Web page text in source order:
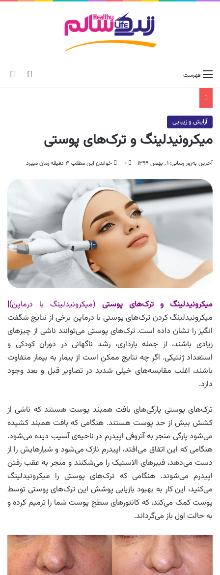
skin فهرست
آرایش و زیبایی
میکرونیدلینگ و ترک‌های پوستی
آخرین به‌روز رسانی: ۱ , بهمن ۱۳۹۹ ۰ خواندن این مطلب ۳ دقیقه زمان میبرد
میکرونیدلینگ و ترک‌های پوستی (میکرونیدلینگ با درماپن)|
میکرونیدلینگ کردن ترک‌های پوستی با درماپن برخی از نتایج شگفت
انگیز را نشان داده است. ترک‌های پوستی می‌توانند ناشی از چیزهای
زیادی باشند، از جمله بارداری، رشد ناگهانی در دوران کودکی و
استعداد ژنتیکی. اگر چه نتایج ممکن است از بیمار به بیمار متفاوت
باشند، اغلب مقایسه‌های خیلی شدید در تصاویر قبل و بعد وجود
دارد.
ترک‌های پوستی پارگی‌های بافت همبند پوست هستند که ناشی از
کشش بیش از حد پوست هستند. هنگامی که بافت همبند کشیده
می‌شود پارگی منجر به آتروفی اپیدرم در ناحیه‌ی آسیب دیده می‌شود.
هنگامی که این اتفاق می‌افتد، اپیدرم نازک می‌شود و شیارهایش را از
دست می‌دهد، فیبرهای الاستیک را می‌شکنند و منجر به عقب رفتن
اپیدرم می‌شوند. هنگامی که ترک‌های پوستی را میکرونیدلینگ
می‌کنید، این کار به بهبود بازیابی پوشش این ترک‌های پوستی توسط
پوست کمک می‌کند، که کانتورهای سطح پوست شما را ترمیم کرده و
به حالت اول باز می‌گرداند.